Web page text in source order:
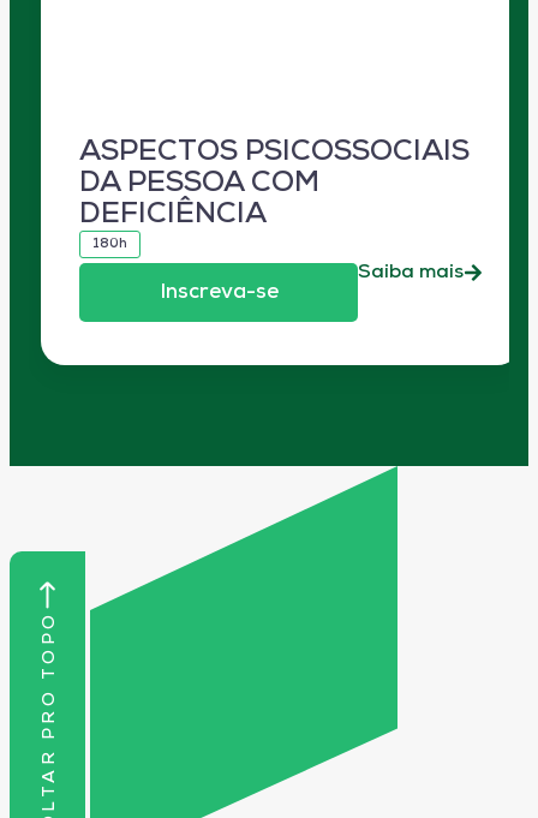
ASPECTOS PSICOSSOCIAIS
DA PESSOA COM
DEFICIÊNCIA
180h
Inscreva-se
Saiba mais
VOLTAR PRO TOPO